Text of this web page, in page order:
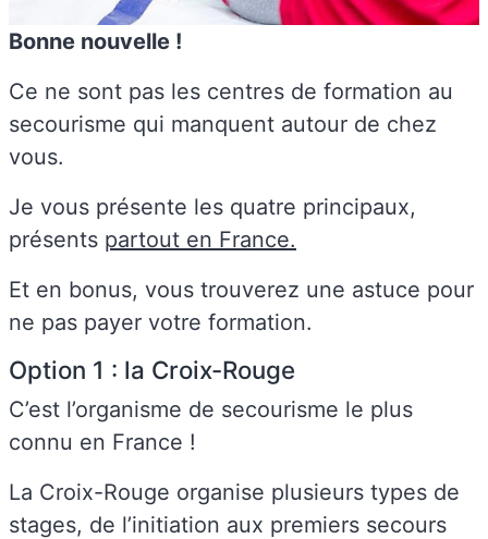
Bonne nouvelle !
Ce ne sont pas les centres de formation au
secourisme qui manquent autour de chez
vous.
Je vous présente les quatre principaux,
présents partout en France.
Et en bonus, vous trouverez une astuce pour
ne pas payer votre formation.
Option 1 : la Croix-Rouge
C’est l’organisme de secourisme le plus
connu en France !
La Croix-Rouge organise plusieurs types de
stages, de l’initiation aux premiers secours